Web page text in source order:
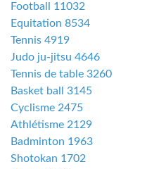
Football 11032
Equitation 8534
Tennis 4919
Judo ju-jitsu 4646
Tennis de table 3260
Basket ball 3145
Cyclisme 2475
Athlétisme 2129
Badminton 1963
Shotokan 1702